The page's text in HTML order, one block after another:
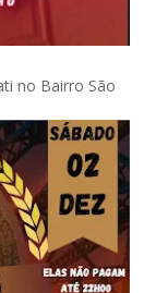
no Bairro São